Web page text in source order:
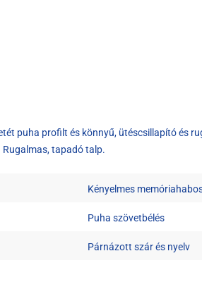
puha profilt és könnyű, ütéscsillapító és
Rugalmas, tapadó talp.
Kényelmes
Puha szövetbélés
Párnázott szár és nyelv